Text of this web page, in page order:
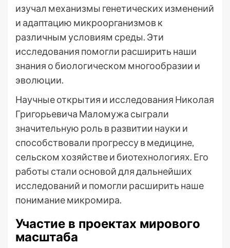
изучал механизмы генетических изменений
и адаптацию микроорганизмов к
различным условиям среды. Эти
исследования помогли расширить наши
знания о биологическом многообразии и
эволюции.
Научные открытия и исследования Николая
Григорьевича Маломужа сыграли
значительную роль в развитии науки и
способствовали прогрессу в медицине,
сельском хозяйстве и биотехнологиях. Его
работы стали основой для дальнейших
исследований и помогли расширить наше
понимание микромира.
Участие в проектах мирового
масштаба